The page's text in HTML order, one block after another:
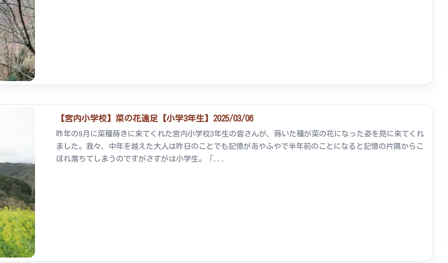
【宮内小学校】菜の花遠足【小学3年生】2025/03/06
昨年の9月に菜種蒔きに来てくれた宮内小学校3年生の皆さんが、蒔いた種が菜の花になった姿を見に来てくれ
ました。我々、中年を越えた大人は昨日のことでも記憶があやふやで半年前のことになると記憶の片隅からこ
ぼれ落ちてしまうのですがさすがは小学生。「...